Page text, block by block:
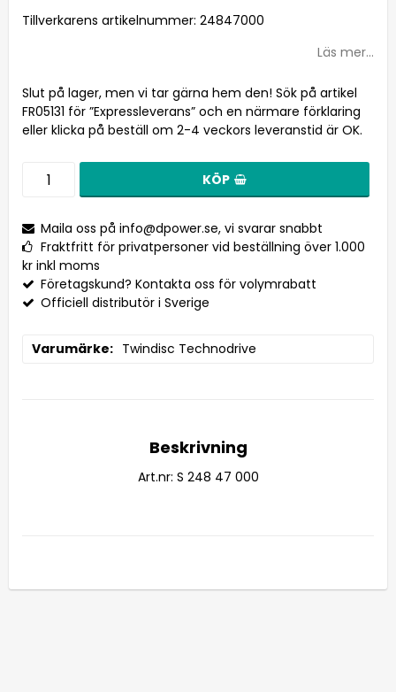
Lägg till i favoritlistan
Tillverkarens artikelnummer: 24847000
Läs mer...
Slut på lager, men vi tar gärna hem den! Sök på artikel
FR05131 för ”Expressleverans” och en närmare förklaring
eller klicka på beställ om 2-4 veckors leveranstid är OK.
KÖP
Maila oss på info@dpower.se, vi svarar snabbt
Fraktfritt för privatpersoner vid beställning över 1.000
kr inkl moms
Företagskund? Kontakta oss för volymrabatt
Officiell distributör i Sverige
Varumärke Twindisc Technodrive
Beskrivning
Art.nr: S 248 47 000